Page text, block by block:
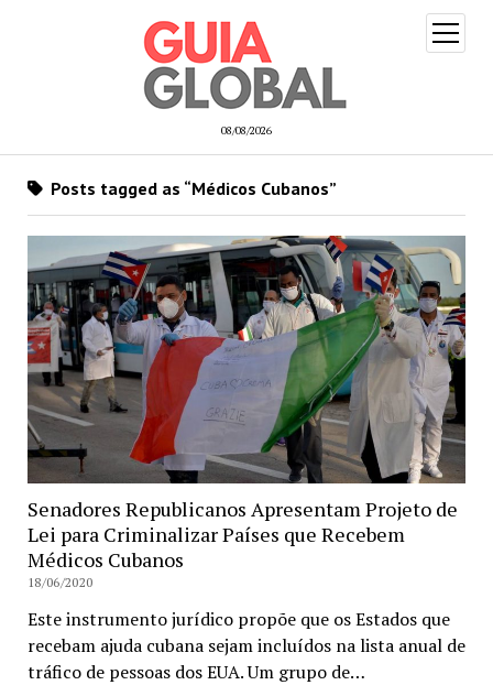
08/08/2026
open
menu
Posts tagged as “Médicos Cubanos”
Senadores Republicanos Apresentam Projeto de
Lei para Criminalizar Países que Recebem
Médicos Cubanos
18/06/2020
Este instrumento jurídico propõe que os Estados que
recebam ajuda cubana sejam incluídos na lista anual de
tráfico de pessoas dos EUA. Um grupo de…